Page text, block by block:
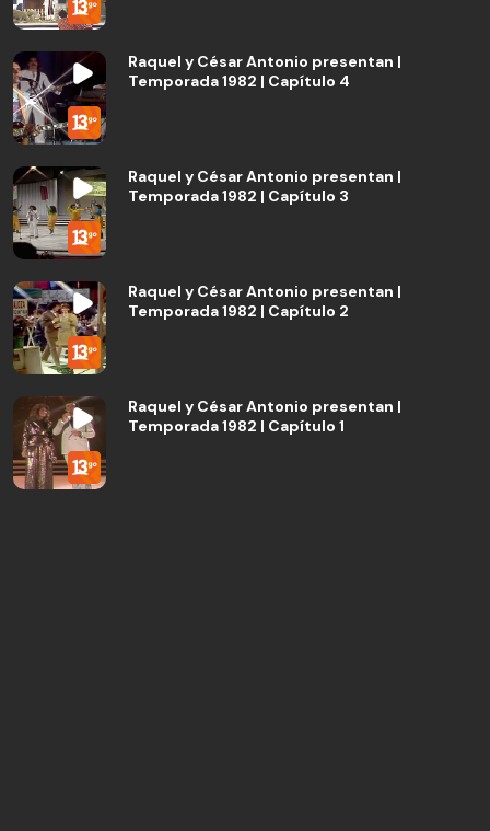
Raquel y César Antonio presentan |
Temporada 1982 | Capítulo 4
Raquel y César Antonio presentan |
Temporada 1982 | Capítulo 3
Raquel y César Antonio presentan |
Temporada 1982 | Capítulo 2
Raquel y César Antonio presentan |
Temporada 1982 | Capítulo 1